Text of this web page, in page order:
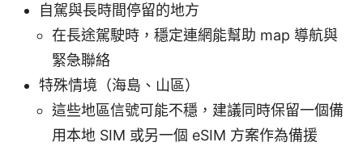
自駕與長時間停留的地方
在長途駕駛時，穩定連網能幫助 map 導航與
緊急聯絡
特殊情境（海島、山區）
這些地區信號可能不穩，建議同時保留一個備
用本地 SIM 或另一個 eSIM 方案作為備援